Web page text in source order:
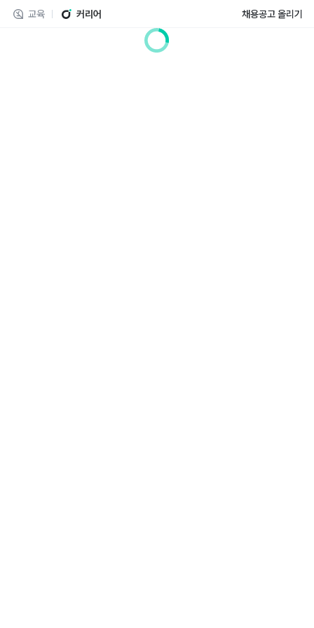
교육 커리어 채용공고 올리기